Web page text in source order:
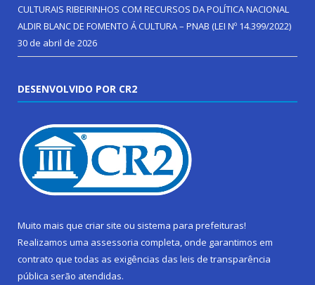
CULTURAIS RIBEIRINHOS COM RECURSOS DA POLÍTICA NACIONAL
ALDIR BLANC DE FOMENTO Á CULTURA – PNAB (LEI Nº 14.399/2022)
30 de abril de 2026
DESENVOLVIDO POR CR2
Muito mais que criar site ou sistema para prefeituras!
Realizamos uma assessoria completa, onde garantimos em
contrato que todas as exigências das leis de transparência
pública serão atendidas.